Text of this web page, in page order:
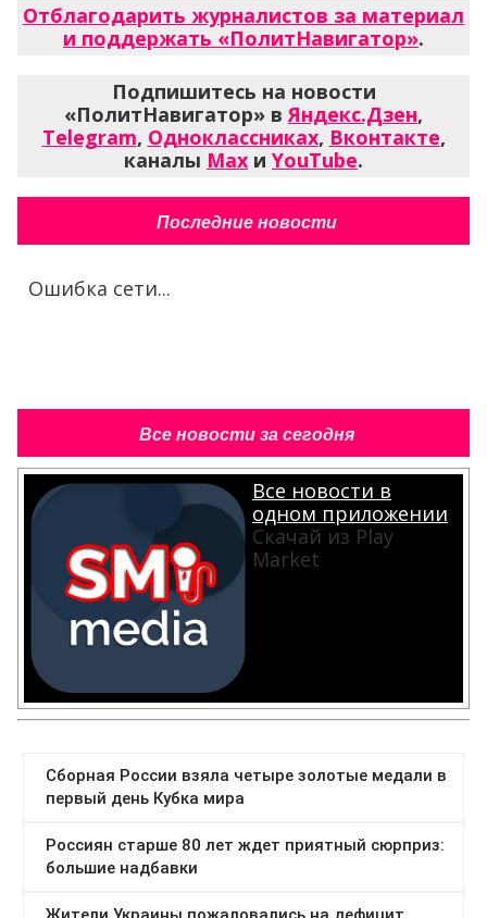
Отблагодарить журналистов за материал
и поддержать «ПолитНавигатор».
Подпишитесь на новости
«ПолитНавигатор» в Яндекс.Дзен,
Telegram, Одноклассниках, Вконтакте,
каналы Max и YouTube.
Последние новости
Ошибка сети...
Все новости за сегодня
Все новости в
одном приложении
Скачай из Play
Market